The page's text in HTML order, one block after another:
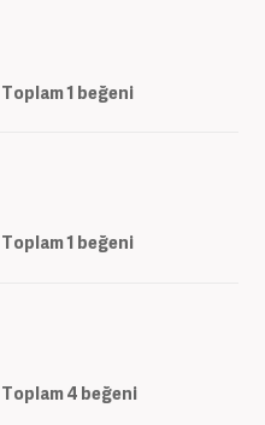
Toplam1 beğeni
Toplam1 beğeni
Toplam4 beğeni